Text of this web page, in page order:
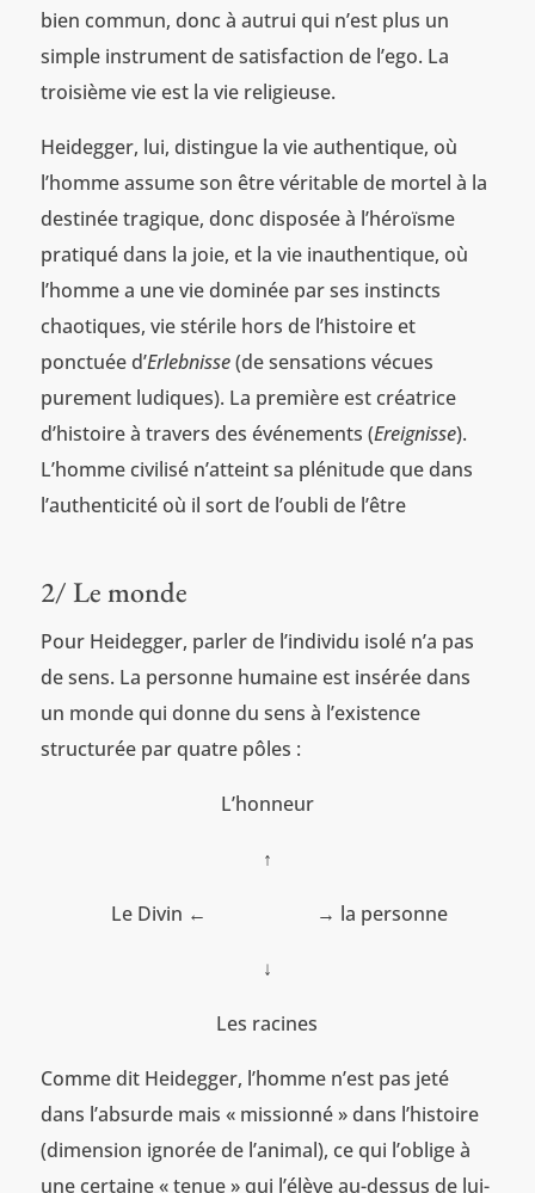
bien commun, donc à autrui qui n’est plus un
simple instrument de satisfaction de l’ego. La
troisième vie est la vie religieuse.
Heidegger, lui, distingue la vie authentique, où
l’homme assume son être véritable de mortel à la
destinée tragique, donc disposée à l’héroïsme
pratiqué dans la joie, et la vie inauthentique, où
l’homme a une vie dominée par ses instincts
chaotiques, vie stérile hors de l’histoire et
ponctuée d’Erlebnisse(de sensations vécues
purement ludiques). La première est créatrice
d’histoire à travers des événements (Ereignisse).
L’homme civilisé n’atteint sa plénitude que dans
l’authenticité où il sort de l’oubli de l’être
2/ Le monde
Pour Heidegger, parler de l’individu isolé n’a pas
de sens. La personne humaine est insérée dans
un monde qui donne du sens à l’existence
structurée par quatre pôles :
L’honneur
↑
Le Divin ← → la personne
↓
Les racines
Comme dit Heidegger, l’homme n’est pas jeté
dans l’absurde mais « missionné » dans l’histoire
(dimension ignorée de l’animal), ce qui l’oblige à
une certaine « tenue » qui l’élève au-dessus de lui-